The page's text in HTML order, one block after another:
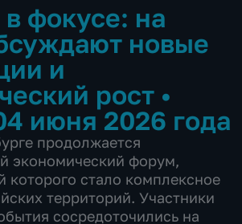
фокусе: на
новые
и
рост •
июня 2026 года
продолжается
экономический форум,
которого стало комплексное
территорий. Участники
сосредоточились на